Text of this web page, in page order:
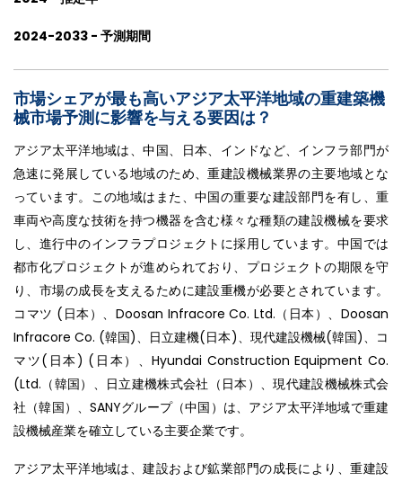
2024-2033 - 予測期間
市場シェアが最も高いアジア太平洋地域の重建築機
械市場予測に影響を与える要因は？
アジア太平洋地域は、中国、日本、インドなど、インフラ部門が
急速に発展している地域のため、重建設機械業界の主要地域とな
っています。この地域はまた、中国の重要な建設部門を有し、重
車両や高度な技術を持つ機器を含む様々な種類の建設機械を要求
し、進行中のインフラプロジェクトに採用しています。中国では
都市化プロジェクトが進められており、プロジェクトの期限を守
り、市場の成長を支えるために建設重機が必要とされています。
コマツ (日本）、Doosan Infracore Co. Ltd.（日本）、Doosan
Infracore Co. (韓国)、日立建機(日本)、現代建設機械(韓国)、コ
マツ(日本) (日本）、Hyundai Construction Equipment Co.
(Ltd.（韓国）、日立建機株式会社（日本）、現代建設機械株式会
社（韓国）、SANYグループ（中国）は、アジア太平洋地域で重建
設機械産業を確立している主要企業です。
アジア太平洋地域は、建設および鉱業部門の成長により、重建設